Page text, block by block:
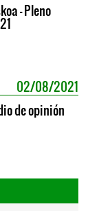
- Pleno
02/08/2021
de opinión